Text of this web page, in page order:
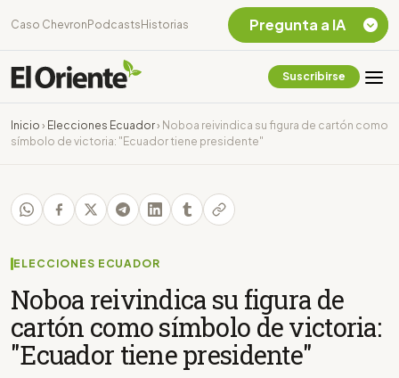
Caso Chevron Podcasts Historias
Suscribirse
Inicio › Elecciones Ecuador› Noboa reivindica su figura de cartón como
símbolo de victoria: "Ecuador tiene presidente"
ELECCIONES ECUADOR
Noboa reivindica su figura de
cartón como símbolo de victoria:
"Ecuador tiene presidente"
Pregunta a IA
Chevron Ecuador